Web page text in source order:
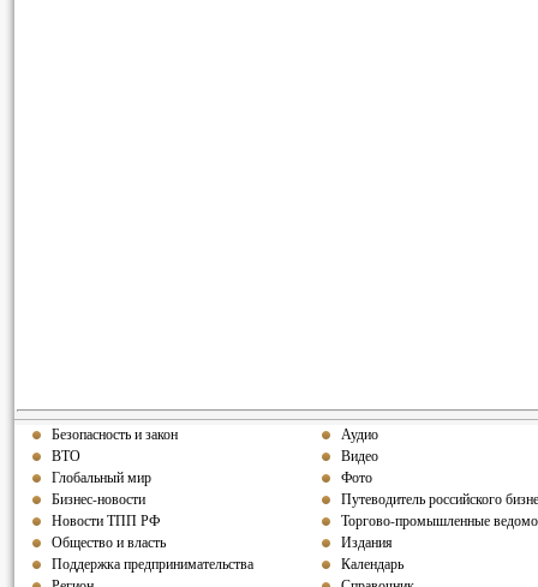
Безопасность и закон
ВТО
Глобальный мир
Бизнес-новости
Новости ТПП РФ
Общество и власть
Поддержка предпринимательства
Аудио
Видео
Фото
Путеводитель российского
Торгово-промышленные
Издания
Календарь